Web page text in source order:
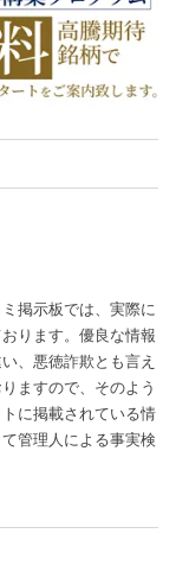
掲示板では、実際に
ります。優良な情報
、悪徳詐欺とも言え
ますので、そのよう
に掲載されている情
管理人による事実検